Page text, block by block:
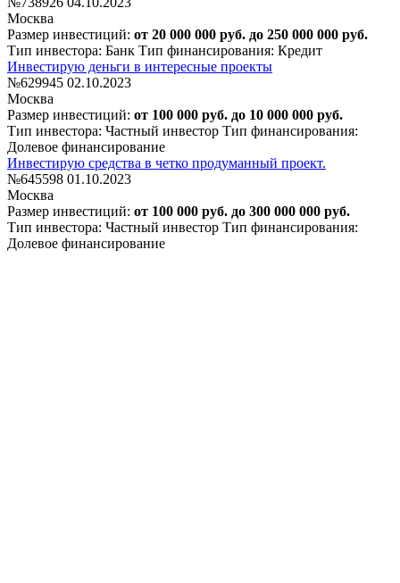
Москва
Размер инвестиций: от 20 000 000 руб. до 250 000 000 руб.
Тип инвестора: Банк Тип финансирования: Кредит
Инвестирую деньги в интересные проекты
№629945 02.10.2023
Москва
Размер инвестиций: от 100 000 руб. до 10 000 000 руб.
Тип инвестора: Частный инвестор Тип финансирования:
Долевое финансирование
Инвестирую средства в четко продуманный проект.
№645598 01.10.2023
Москва
Размер инвестиций: от 100 000 руб. до 300 000 000 руб.
Тип инвестора: Частный инвестор Тип финансирования:
Долевое финансирование